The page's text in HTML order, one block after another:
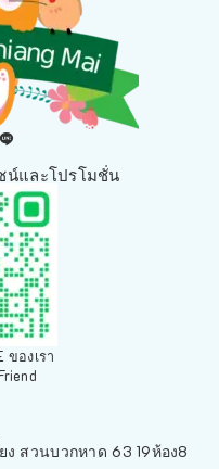
น์และโปรโมชั่น
ของเรา
ง สวนบวกหาด 63 19ห้อง8